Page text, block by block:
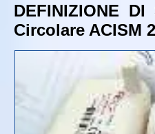
DEFINIZIONE
Circolare ACISM